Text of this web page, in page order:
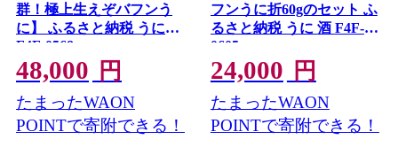
群！極上生えぞバフンう
に】 ふるさと納税 うに
F4F-0568
48,000 円
たまったWAON
POINTで寄附できる！
フンうに折60gのセット ふ
るさと納税 うに 酒 F4F-
0605
24,000 円
たまったWAON
POINTで寄附できる！